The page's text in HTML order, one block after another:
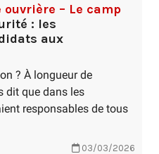
ouvrière – Le camp
: les
aux
? À longueur de
dit que dans les
responsables de tous
03/03/2026